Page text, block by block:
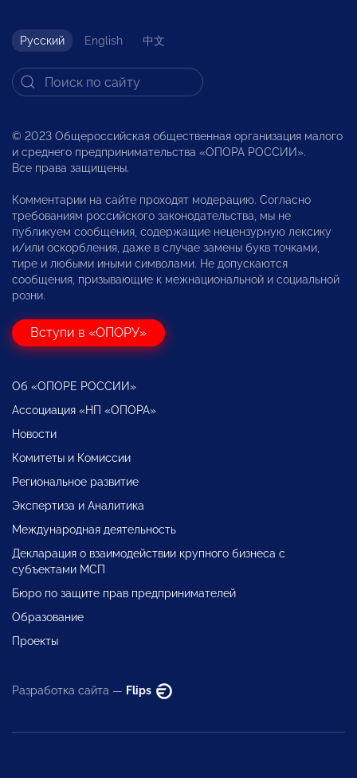
Русский English 中文
© 2023 Общероссийская общественная организация малого
и среднего предпринимательства «ОПОРА РОССИИ».
Все права защищены.
Комментарии на сайте проходят модерацию. Согласно
требованиям российского законодательства, мы не
публикуем сообщения, содержащие нецензурную лексику
и/или оскорбления, даже в случае замены букв точками,
тире и любыми иными символами. Не допускаются
сообщения, призывающие к межнациональной и социальной
розни.
Вступи в «ОПОРУ»
Об «ОПОРЕ РОССИИ»
Ассоциация «НП «ОПОРА»
Новости
Комитеты и Комиссии
Региональное развитие
Экспертиза и Аналитика
Международная деятельность
Декларация о взаимодействии крупного бизнеса с
субъектами МСП
Бюро по защите прав предпринимателей
Образование
Проекты
Разработка сайта — Flips